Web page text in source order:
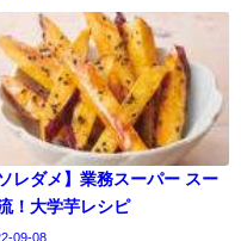
ソレダメ】業務スーパー スー
！大学芋レシピ
09-08